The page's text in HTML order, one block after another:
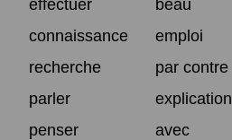
effectuer
beau
connaissance
emploi
recherche
par contre
parler
explication
penser
avec